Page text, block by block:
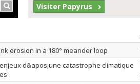
Rechercher…Visiter Papyrus
erosion in a 180° meander loop
d&apos;une catastrophe climatique